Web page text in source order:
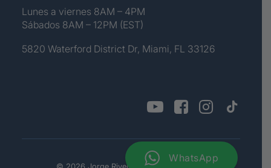
Lunes a viernes 8AM – 4PM
Sábados 8AM – 12PM (EST)
5820 Waterford District Dr, Miami, FL 33126
WhatsApp